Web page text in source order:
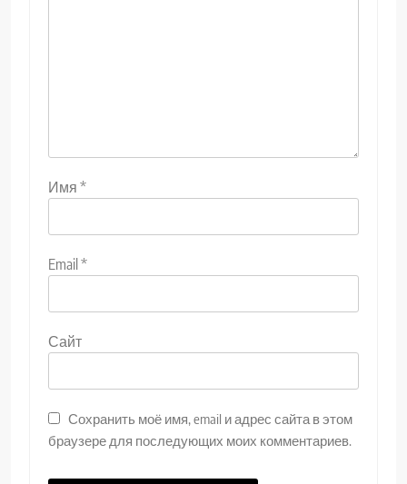
Имя *
Email*
Сайт
Сохранить моё имя, email и адрес сайта в этом
браузере для последующих моих комментариев.